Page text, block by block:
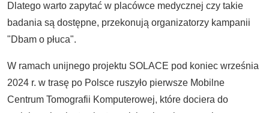
Dlatego warto zapytać w placówce medycznej czy takie
badania są dostępne, przekonują organizatorzy kampanii
"Dbam o płuca".
W ramach unijnego projektu SOLACE pod koniec września
2024 r. w trasę po Polsce ruszyło pierwsze Mobilne
Centrum Tomografii Komputerowej, które dociera do